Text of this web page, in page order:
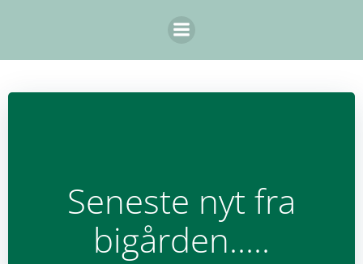
til
Seneste nyt fra
bigården.....